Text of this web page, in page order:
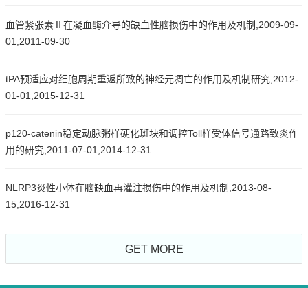
血管紧张素Ⅱ在凝血酶介导的缺血性脑损伤中的作用及机制,2009-09-
01,2011-09-30
tPA预适应对细胞周期重返所致的神经元凋亡的作用及机制研究,2012-
01-01,2015-12-31
p120-catenin稳定动脉粥样硬化斑块和调控Toll样受体信号通路致炎作
用的研究,2011-07-01,2014-12-31
NLRP3炎性小体在脑缺血再灌注损伤中的作用及机制,2013-08-
15,2016-12-31
GET MORE